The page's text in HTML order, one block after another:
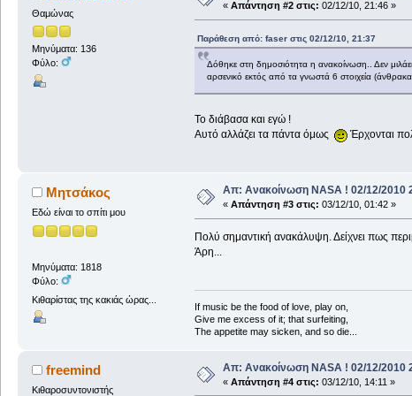
Θαμώνας
Μηνύματα: 136
Φύλο:
« Απάντηση #2 στις: 02/12/10, 21:46 »
Παράθεση από: faser στις 02/12/10, 21:37
Δόθηκε στη δημοσιότητα η ανακοίνωση.. Δεν
αρσενικό εκτός από τα γνωστά 6 στοιχεία
Το διάβασα και εγώ !
Αυτό αλλάζει τα πάντα όμως
Έρχονται
Μητσάκος
Εδώ είναι το σπίτι μου
Μηνύματα: 1818
Φύλο:
Κιθαρίστας της κακιάς ώρας...
Απ: Ανακοίνωση NASA ! 02/12/2010
« Απάντηση #3 στις: 03/12/10, 01:42 »
Πολύ σημαντική ανακάλυψη. Δείχνει πως
Άρη...
If music be the food of love, play on,
Give me excess of it; that surfeiting,
The appetite may sicken, and so die...
freemind
Κιθαροσυντονιστής
Απ: Ανακοίνωση NASA ! 02/12/2010
« Απάντηση #4 στις: 03/12/10, 14:11 »